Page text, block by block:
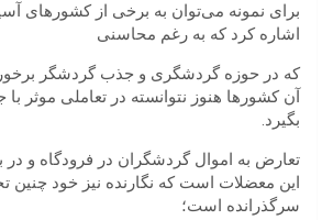
برای نمونه می‌توان به برخی از کشورهای
اشاره کرد که به رغم محاسنی
که در حوزه گردشگری و جذب گردشگر
آن کشورها هنوز نتوانسته در تعاملی موثر با
بگیرد.
تعارض به اموال گردشگران در فرودگاه و در
این معضلات است که نگارنده نیز خود چنین
سرگذرانده است؛